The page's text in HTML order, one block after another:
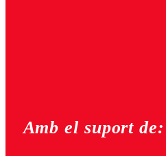
Amb el suport de: